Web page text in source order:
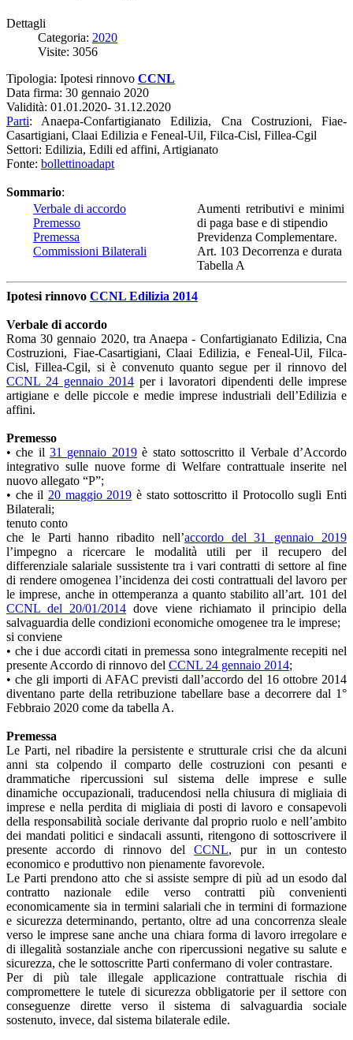
Dettagli
Categoria: 2020
Visite: 3056
Tipologia: Ipotesi rinnovo CCNL
Data firma: 30 gennaio 2020
Validità: 01.01.2020- 31.12.2020
Parti: Anaepa-Confartigianato Edilizia, Cna Costruzioni, Fiae-
Casartigiani, Claai Edilizia e Feneal-Uil, Filca-Cisl, Fillea-Cgil
Settori: Edilizia, Edili ed affini, Artigianato
Fonte: bollettinoadapt
Sommario:
Verbale di accordo
Premesso
Premessa
Commissioni Bilaterali
Aumenti retributivi e minimi
di paga base e di stipendio
Previdenza Complementare.
Art. 103 Decorrenza e durata
Tabella A
Ipotesi rinnovo CCNL Edilizia 2014
Verbale di accordo
Roma 30 gennaio 2020, tra Anaepa - Confartigianato Edilizia, Cna
Costruzioni, Fiae-Casartigiani, Claai Edilizia, e Feneal-Uil, Filca-
Cisl, Fillea-Cgil, si è convenuto quanto segue per il rinnovo del
CCNL 24 gennaio 2014per i lavoratori dipendenti delle imprese
artigiane e delle piccole e medie imprese industriali dell’Edilizia e
affini.
Premesso
• che il31 gennaio 2019è stato sottoscritto il Verbale d’Accordo
integrativo sulle nuove forme di Welfare contrattuale inserite nel
nuovo allegato “P”;
• che il 20 maggio 2019 è stato sottoscritto il Protocollo sugli Enti
Bilaterali;
tenuto conto
che le Parti hanno ribadito nell’accordo del 31 gennaio 2019
l’impegno a ricercare le modalità utili per il recupero del
differenziale salariale sussistente tra i vari contratti di settore al fine
di rendere omogenea l’incidenza dei costi contrattuali del lavoro per
le imprese, anche in ottemperanza a quanto stabilito all’art. 101 del
CCNL del 20/01/2014 dove viene richiamato il principio della
salvaguardia delle condizioni economiche omogenee tra le imprese;
si conviene
• che i due accordi citati in premessa sono integralmente recepiti nel
presente Accordo di rinnovo del CCNL 24 gennaio 2014;
• che gli importi di AFAC previsti dall’accordo del 16 ottobre 2014
diventano parte della retribuzione tabellare base a decorrere dal 1°
Febbraio 2020 come da tabella A.
Premessa
Le Parti, nel ribadire la persistente e strutturale crisi che da alcuni
anni sta colpendo il comparto delle costruzioni con pesanti e
drammatiche ripercussioni sul sistema delle imprese e sulle
dinamiche occupazionali, traducendosi nella chiusura di migliaia di
imprese e nella perdita di migliaia di posti di lavoro e consapevoli
della responsabilità sociale derivante dal proprio ruolo e nell’ambito
dei mandati politici e sindacali assunti, ritengono di sottoscrivere il
presente accordo di rinnovo delCCNL, pur in un contesto
economico e produttivo non pienamente favorevole.
Le Parti prendono atto che si assiste sempre di più ad un esodo dal
contratto nazionale edile verso contratti più convenienti
economicamente sia in termini salariali che in termini di formazione
e sicurezza determinando, pertanto, oltre ad una concorrenza sleale
verso le imprese sane anche una chiara forma di lavoro irregolare e
di illegalità sostanziale anche con ripercussioni negative su salute e
sicurezza, che le sottoscritte Parti confermano di voler contrastare.
Per di più tale illegale applicazione contrattuale rischia di
compromettere le tutele di sicurezza obbligatorie per il settore con
conseguenze dirette verso il sistema di salvaguardia sociale
sostenuto, invece, dal sistema bilaterale edile.